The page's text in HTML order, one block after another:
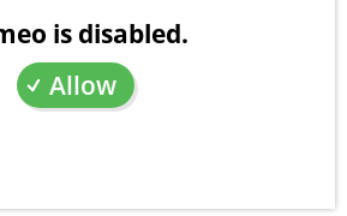
is disabled.
Allow